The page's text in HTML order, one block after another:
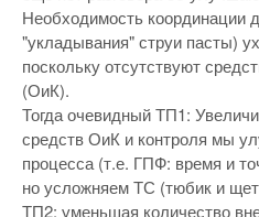
Необходимость координации
"укладывания" струи пасты)
поскольку отсутствуют
(ОиК).
Тогда очевидный ТП1:
средств ОиК и контроля мы
процесса (т.е. ГПФ: время и
но усложняем ТС (тюбик и
ТП2: уменьшая количество